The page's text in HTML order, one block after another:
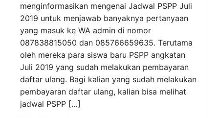
menginformasikan mengenai Jadwal PSPP Juli
2019 untuk menjawab banyaknya pertanyaan
yang masuk ke WA admin di nomor
087838815050 dan 085766659635. Terutama
oleh mereka para siswa baru PSPP angkatan
Juli 2019 yang sudah melakukan pembayaran
daftar ulang. Bagi kalian yang sudah melakukan
pembayaran daftar ulang, kalian bisa melihat
jadwal PSPP […]